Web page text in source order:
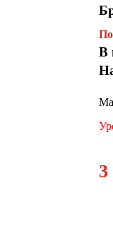
В
3